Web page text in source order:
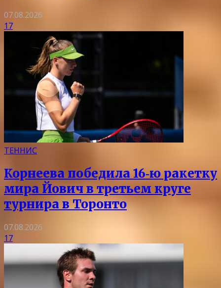
07.08.2026
17
ТЕННИС
Корнеева победила 16‑ю ракетку
мира Йович в третьем круге
турнира в Торонто
07.08.2026
17